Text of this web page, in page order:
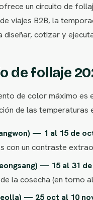
un circuito de
viajes B2B, la
diseñar, cotizar y
de follaje
de color máximo es
de las temperaturas
— 1 al 15 de
con un contraste
— 15 al 31
la cosecha (en torno
— 25 oct al 10